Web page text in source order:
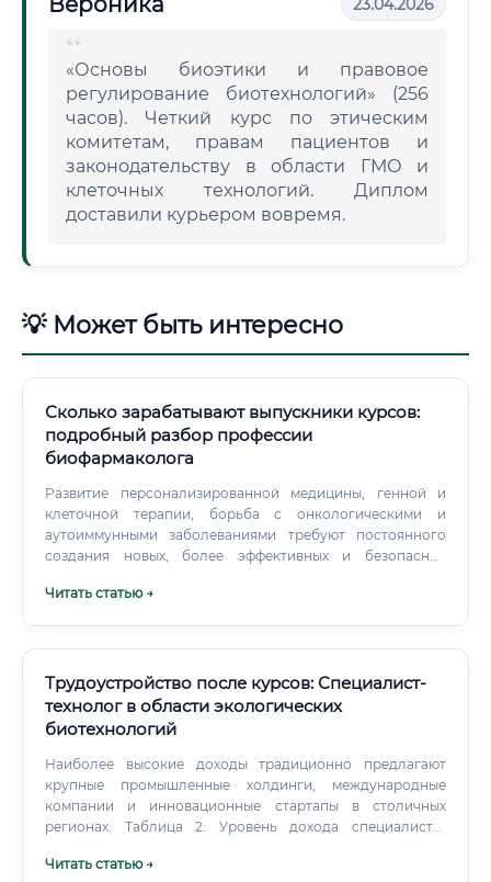
23.04.2026
«Основы биоэтики и правовое
регулирование биотехнологий» (256
часов). Четкий курс по этическим
комитетам, правам пациентов и
законодательству в области ГМО и
клеточных технологий. Диплом
доставили курьером вовремя.
💡 Может быть интересно
Сколько зарабатывают выпускники курсов:
подробный разбор профессии
биофармаколога
Развитие персонализированной медицины, генной и
клеточной терапии, борьба с онкологическими и
аутоиммунными заболеваниями требуют постоянного
создания новых, более эффективных и безопасных
заменит, а трансформирует профессию. ИИ станет
Читать статью →
Трудоустройство после курсов: Специалист-
технолог в области экологических
биотехнологий
Наиболее высокие доходы традиционно предлагают
крупные промышленные холдинги, международные
компании и инновационные стартапы в столичных
регионах. Таблица 2: Уровень дохода специалиста-
России, в рублях, до вычета налогов) Через 3-5 лет
Читать статью →